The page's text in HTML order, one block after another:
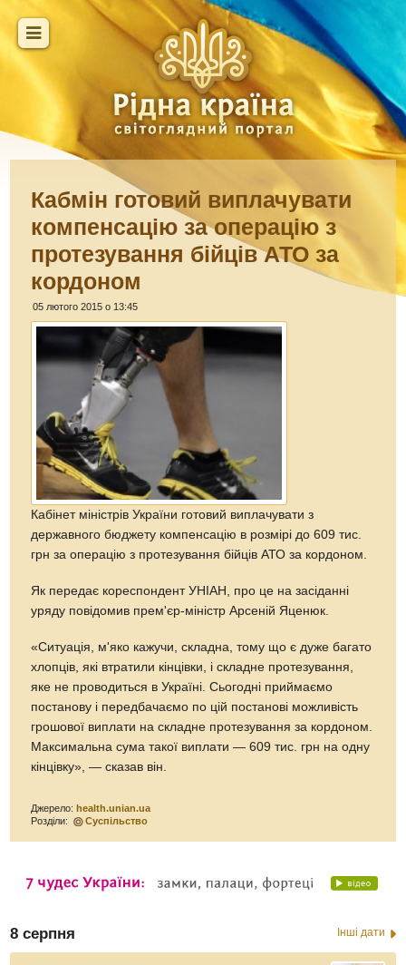
Кабмін готовий виплачувати
компенсацію за операцію з
протезування бійців АТО за
кордоном
05 лютого 2015 о 13:45
Кабінет міністрів України готовий виплачувати з
державного бюджету компенсацію в розмірі до 609 тис.
грн за операцію з протезування бійців АТО за кордоном.
Як передає кореспондент УНІАН, про це на засіданні
уряду повідомив прем'єр-міністр Арсеній Яценюк.
«Ситуація, м'яко кажучи, складна, тому що є дуже багато
хлопців, які втратили кінцівки, і складне протезування,
яке не проводиться в Україні. Сьогодні приймаємо
постанову і передбачаємо по цій постанові можливість
грошової виплати на складне протезування за кордоном.
Максимальна сума такої виплати — 609 тис. грн на одну
кінцівку», — сказав він.
Джерело:health.unian.ua
Розділи:
Суспільство
8 серпня Інші дати